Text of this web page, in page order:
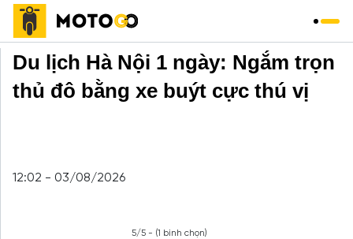
Trang chủ » Du Lịch»
Du lịch Hà Nội 1 ngày: Ngắm trọn
thủ đô bằng xe buýt cực thú vị
12:02 - 03/08/2026
5/5 - (1 bình chọn)